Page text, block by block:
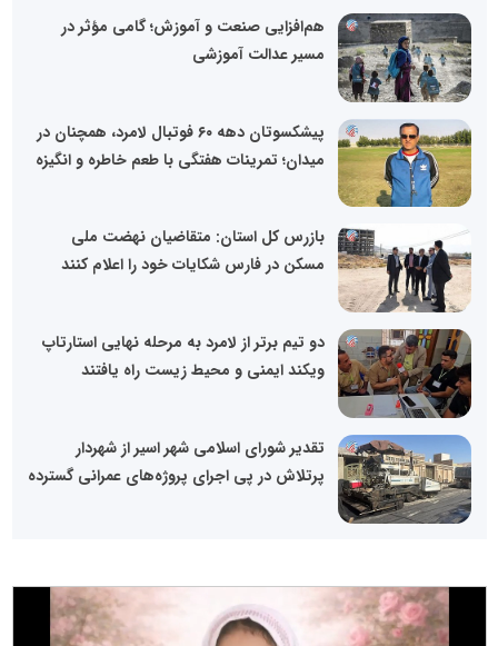
هم‌افزایی صنعت و آموزش؛ گامی مؤثر در
مسیر عدالت آموزشی
پیشکسوتان دهه ۶۰ فوتبال لامرد، همچنان در
میدان؛ تمرینات هفتگی با طعم خاطره و انگیزه
بازرس کل استان: متقاضیان نهضت ملی
مسکن در فارس شکایات خود را اعلام کنند
دو تیم برتر از لامرد به مرحله نهایی استارتاپ
ویکند ایمنی و محیط زیست راه یافتند
تقدیر شورای اسلامی شهر اسیر از شهردار
پرتلاش در پی اجرای پروژه‌های عمرانی گسترده